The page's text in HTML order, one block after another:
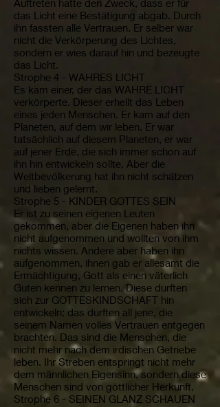
Auftreten hatte den Zweck, dass er für
das Licht eine Bestätigung abgab. Durch
ihn fassten alle Vertrauen. Er selber war
nicht die Verkörperung des Lichtes,
sondern er wies darauf hin und bezeugte
das Licht.
Strophe 4 - WAHRES LICHT
Es kam einer, der das WAHRE LICHT
verkörperte. Dieser erhellt das Leben
eines jeden Menschen. Er kam auf den
Planeten, auf dem wir leben. Er war
tatsächlich auf diesem Planeten, er war
auf jener Erde, die sich immer schon auf
ihn hin entwickeln sollte. Aber die
Weltbevölkerung hat ihn nicht schätzen
und lieben gelernt.
Strophe 5 - KINDER GOTTES SEIN
Er ist zu seinen eigenen Leuten
gekommen, aber die Eigenen haben ihn
nicht aufgenommen und wollten von ihm
nichts wissen. Andere aber haben ihn
aufgenommen, ihnen gab er allesamt die
Ermächtigung, Gott als einen väterlich
Guten kennen zu lernen. Diese durften
sich zur GOTTESKINDSCHAFT hin
entwickeln: das durften all jene, die
seinem Namen volles Vertrauen entgegen
brachten. Das sind die Menschen, die
nicht mehr nach dem irdischen Getriebe
leben. Ihr Streben entspringt nicht mehr
dem männlichen Eigensinn, sondern diese
Menschen sind von göttlicher Herkunft.
Strophe 6 - SEINEN GLANZ SCHAUEN